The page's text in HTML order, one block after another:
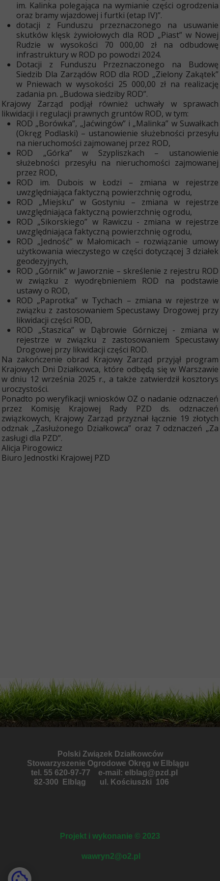
im. Kalinka polegająca na wymianie części ogrodzenia
oraz bramy wjazdowej i furtki (etap IV)”.
dotacji z Funduszu przeznaczonego na usuwanie
skutków klęsk żywiołowych dla ROD „Piast” w Nowej
Rudzie w wysokości 70 000,00 zł na odbudowę
infrastruktury w ROD po powodzi 2024.
Dotacji z Funduszu Przeznaczonego na Budowę
Siedzib Dla Zarządów ROD dla ROD „Zielony Zakątek”
w Pniewach w wysokości 25 000,00 zł na realizację
zadania pn. „Budowa siedziby ROD”.
Krajowy Zarząd podjął również uchwały w sprawach
likwidacji i regulacji prawnych gruntów ROD, w tym:
ROD „Borówka”, „Jaćwingów” i „Malinka” w Suwałkach
(Okręg Podlaski) – ustanowienie służebności przesyłu
na nieruchomości zajmowanej przez ROD,
ROD „Górka” w Szypliszkach – ustanowienie
służebności przesyłu na nieruchomości zajmowanej
przez ROD,
ROD im. Dubois w Łodzi – zmiana w rejestrze
uwzględniająca faktyczną powierzchnię ogrodu,
ROD „Miejsku” w Gostyniu – zmiana w rejestrze
uwzględniająca faktyczną powierzchnię ogrodu,
ROD „Sikorskiego” w Rawiczu - zmiana w rejestrze
uwzględniająca faktyczną powierzchnię ogrodu,
ROD „Jedność” w Małomicach – rozwiązanie umowy
użytkowania wieczystego w części dotyczącej 3 działek
geodezyjnych,
ROD „Górnik” w Jaworznie – skreślenie z rejestru ROD
w związku z wyodrębnieniem ROD na podstawie
ustawy o ROD,
ROD „Paprotka” w Tychach – zmiana w rejestrze w
związku z zastosowaniem Specustawy Drogowej przy
likwidacji części ROD,
ROD „Staszica” w Dąbrowie Górniczej - zmiana w
rejestrze w związku z zastosowaniem Specustawy
Drogowej przy likwidacji części ROD.
Na zakończenie obrad Krajowy Zarząd przyjął program
Krajowych Dni Działkowca, które odbędą się w Warszawie
w dniu 12 września 2025 r., a także zatwierdził kosztorys
uroczystości.
Ponadto po weryfikacji wniosków OZ o nadanie odznaczeń
przez Komisję Krajowej Rady PZD ds. odznaczeń
związkowych, Krajowy Zarząd przyznał łącznie 19 złotych
odznak „Zasłużonego Działkowca” oraz 7 odznaczeń „Za
zasługi dla PZD”.
Alicja Pirogowicz
Biuro Jednostki Krajowej PZD
Projekt i wykonanie © 2023
wawryn2@o2.pl
Polski Związek Działkowców
Stowarzyszenie Ogrodowe Okręg w Elblągu
tel. 55 620-97-77 e-mail: elblag@pzd.pl
82-300 Elbląg ul. Kościuszki 106